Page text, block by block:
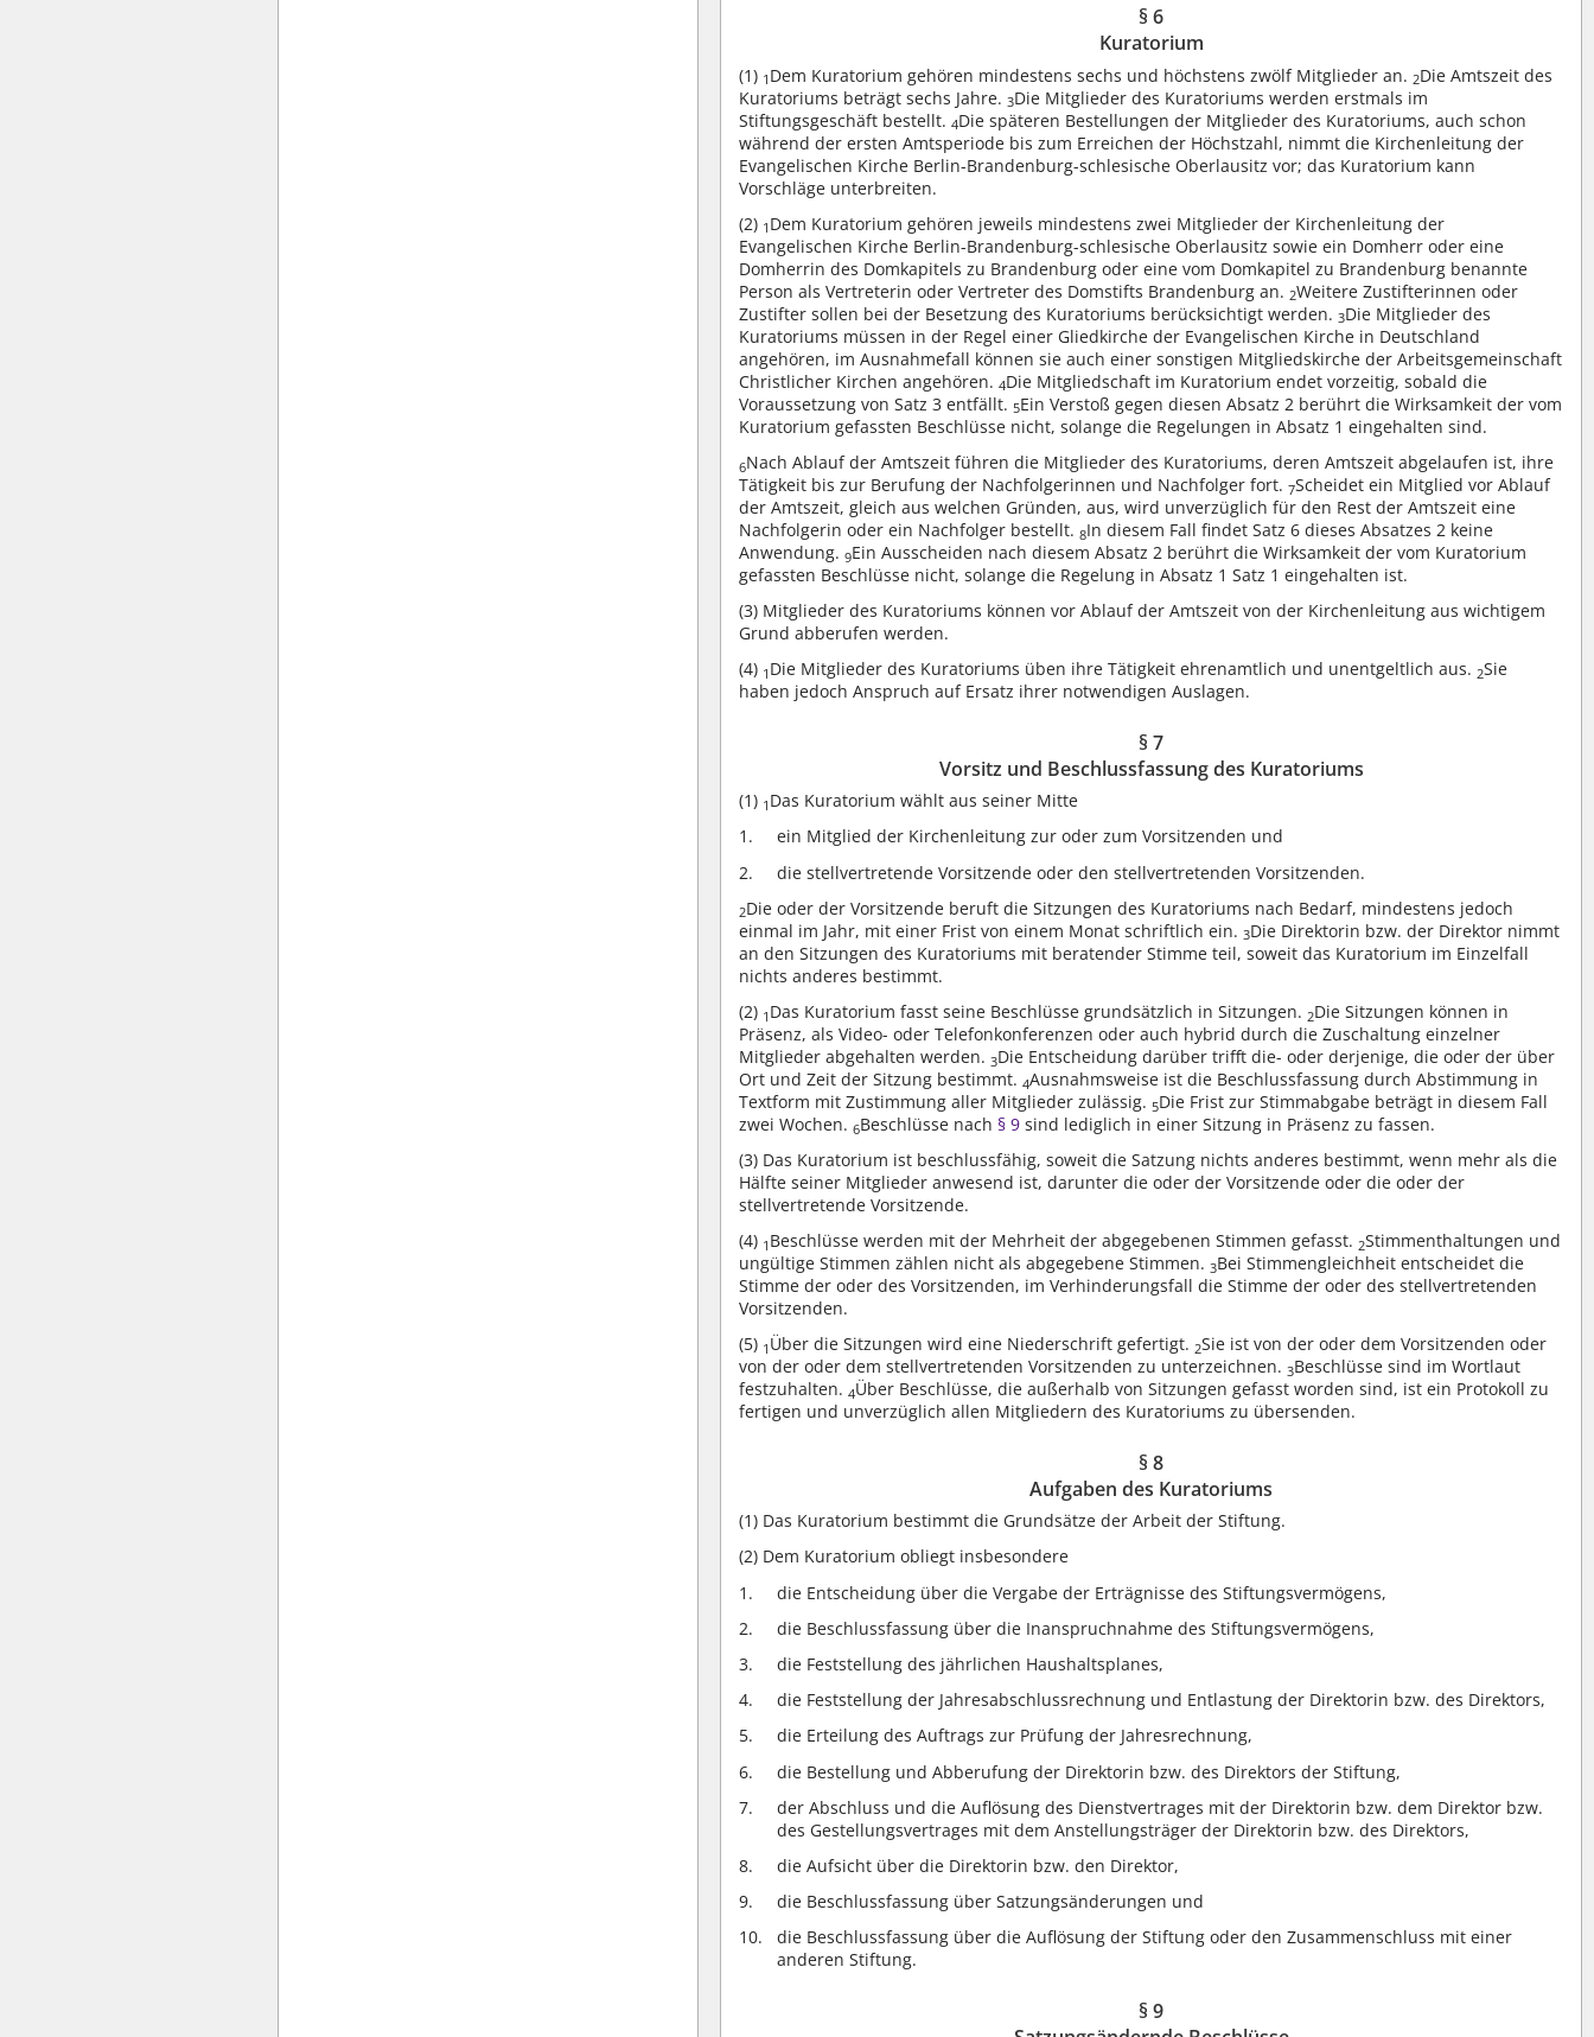
§ 6
Kuratorium
(1) 1 Dem Kuratorium gehören mindestens sechs und höchstens zwölf Mitglieder an. 2Die Amtszeit des
Kuratoriums beträgt sechs Jahre.3Die Mitglieder des Kuratoriums werden erstmals im
Stiftungsgeschäft bestellt.4Die späteren Bestellungen der Mitglieder des Kuratoriums, auch schon
während der ersten Amtsperiode bis zum Erreichen der Höchstzahl, nimmt die Kirchenleitung der
Evangelischen Kirche Berlin-Brandenburg-schlesische Oberlausitz vor; das Kuratorium kann
Vorschläge unterbreiten.
(2) 1 Dem Kuratorium gehören jeweils mindestens zwei Mitglieder der Kirchenleitung der
Evangelischen Kirche Berlin-Brandenburg-schlesische Oberlausitz sowie ein Domherr oder eine
Domherrin des Domkapitels zu Brandenburg oder eine vom Domkapitel zu Brandenburg benannte
Person als Vertreterin oder Vertreter des Domstifts Brandenburg an. 2Weitere Zustifterinnen oder
Zustifter sollen bei der Besetzung des Kuratoriums berücksichtigt werden.3Die Mitglieder des
Kuratoriums müssen in der Regel einer Gliedkirche der Evangelischen Kirche in Deutschland
angehören, im Ausnahmefall können sie auch einer sonstigen Mitgliedskirche der Arbeitsgemeinschaft
Christlicher Kirchen angehören.4Die Mitgliedschaft im Kuratorium endet vorzeitig, sobald die
Voraussetzung von Satz 3 entfällt. 5Ein Verstoß gegen diesen Absatz 2 berührt die Wirksamkeit der vom
Kuratorium gefassten Beschlüsse nicht, solange die Regelungen in Absatz 1 eingehalten sind.
6Nach Ablauf der Amtszeit führen die Mitglieder des Kuratoriums, deren Amtszeit abgelaufen ist, ihre
Tätigkeit bis zur Berufung der Nachfolgerinnen und Nachfolger fort.7Scheidet ein Mitglied vor Ablauf
der Amtszeit, gleich aus welchen Gründen, aus, wird unverzüglich für den Rest der Amtszeit eine
Nachfolgerin oder ein Nachfolger bestellt.8In diesem Fall findet Satz 6 dieses Absatzes 2 keine
Anwendung.9Ein Ausscheiden nach diesem Absatz 2 berührt die Wirksamkeit der vom Kuratorium
gefassten Beschlüsse nicht, solange die Regelung in Absatz 1 Satz 1 eingehalten ist.
(3) Mitglieder des Kuratoriums können vor Ablauf der Amtszeit von der Kirchenleitung aus wichtigem
Grund abberufen werden.
(4) 1 Die Mitglieder des Kuratoriums üben ihre Tätigkeit ehrenamtlich und unentgeltlich aus. 2Sie
haben jedoch Anspruch auf Ersatz ihrer notwendigen Auslagen.
§ 7
Vorsitz und Beschlussfassung des Kuratoriums
(1) 1 Das Kuratorium wählt aus seiner Mitte
ein Mitglied der Kirchenleitung zur oder zum Vorsitzenden und
die stellvertretende Vorsitzende oder den stellvertretenden Vorsitzenden.
2Die oder der Vorsitzende beruft die Sitzungen des Kuratoriums nach Bedarf, mindestens jedoch
einmal im Jahr, mit einer Frist von einem Monat schriftlich ein.3Die Direktorin bzw. der Direktor nimmt
an den Sitzungen des Kuratoriums mit beratender Stimme teil, soweit das Kuratorium im Einzelfall
nichts anderes bestimmt.
(2) 1 Das Kuratorium fasst seine Beschlüsse grundsätzlich in Sitzungen. 2Die Sitzungen können in
Präsenz, als Video- oder Telefonkonferenzen oder auch hybrid durch die Zuschaltung einzelner
Mitglieder abgehalten werden.3Die Entscheidung darüber trifft die- oder derjenige, die oder der über
Ort und Zeit der Sitzung bestimmt.4Ausnahmsweise ist die Beschlussfassung durch Abstimmung in
Textform mit Zustimmung aller Mitglieder zulässig. 5Die Frist zur Stimmabgabe beträgt in diesem Fall
zwei Wochen.6Beschlüsse nach § 9 sind lediglich in einer Sitzung in Präsenz zu fassen.
(3) Das Kuratorium ist beschlussfähig, soweit die Satzung nichts anderes bestimmt, wenn mehr als die
Hälfte seiner Mitglieder anwesend ist, darunter die oder der Vorsitzende oder die oder der
stellvertretende Vorsitzende.
(4) 1 Beschlüsse werden mit der Mehrheit der abgegebenen Stimmen gefasst. 2Stimmenthaltungen und
ungültige Stimmen zählen nicht als abgegebene Stimmen.3Bei Stimmengleichheit entscheidet die
Stimme der oder des Vorsitzenden, im Verhinderungsfall die Stimme der oder des stellvertretenden
Vorsitzenden.
(5) 1 Über die Sitzungen wird eine Niederschrift gefertigt. 2Sie ist von der oder dem Vorsitzenden oder
von der oder dem stellvertretenden Vorsitzenden zu unterzeichnen.3Beschlüsse sind im Wortlaut
festzuhalten.4Über Beschlüsse, die außerhalb von Sitzungen gefasst worden sind, ist ein Protokoll zu
fertigen und unverzüglich allen Mitgliedern des Kuratoriums zu übersenden.
§ 8
Aufgaben des Kuratoriums
(1) Das Kuratorium bestimmt die Grundsätze der Arbeit der Stiftung.
(2) Dem Kuratorium obliegt insbesondere
die Entscheidung über die Vergabe der Erträgnisse des Stiftungsvermögens,
die Beschlussfassung über die Inanspruchnahme des Stiftungsvermögens,
die Feststellung des jährlichen Haushaltsplanes,
die Feststellung der Jahresabschlussrechnung und Entlastung der Direktorin bzw. des Direktors,
die Erteilung des Auftrags zur Prüfung der Jahresrechnung,
die Bestellung und Abberufung der Direktorin bzw. des Direktors der Stiftung,
der Abschluss und die Auflösung des Dienstvertrages mit der Direktorin bzw. dem Direktor bzw.
des Gestellungsvertrages mit dem Anstellungsträger der Direktorin bzw. des Direktors,
die Aufsicht über die Direktorin bzw. den Direktor,
die Beschlussfassung über Satzungsänderungen und
die Beschlussfassung über die Auflösung der Stiftung oder den Zusammenschluss mit einer
anderen Stiftung.
§ 9